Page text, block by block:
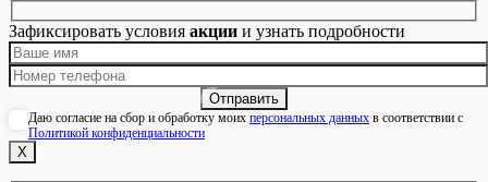
Зафиксировать условия акции и узнать подробности
Даю согласие на сбор и обработку моих персональных данных в соответствии с
Политикой конфиденциальности
Х